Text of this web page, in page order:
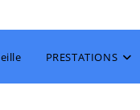
PRESTATIONS